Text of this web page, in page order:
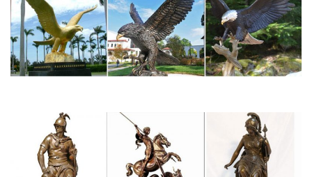
katalog-kartinokhvkrl.dom-dobryi.ru/о/3
Крыша на камаз евро фото и цены.
Свадьба в Чебоксарах – залы для банкета
Все для свадьбы в Чебоксарах: рестораны, банкетные залы,
Гороскоп на сегодня – для знака зодиака Лев – Гороскопы
Любовный гороскоп на 2018 год. Друг человека: что принесет
нам Желтая Земляная Собака. Лучшие подарки для разных